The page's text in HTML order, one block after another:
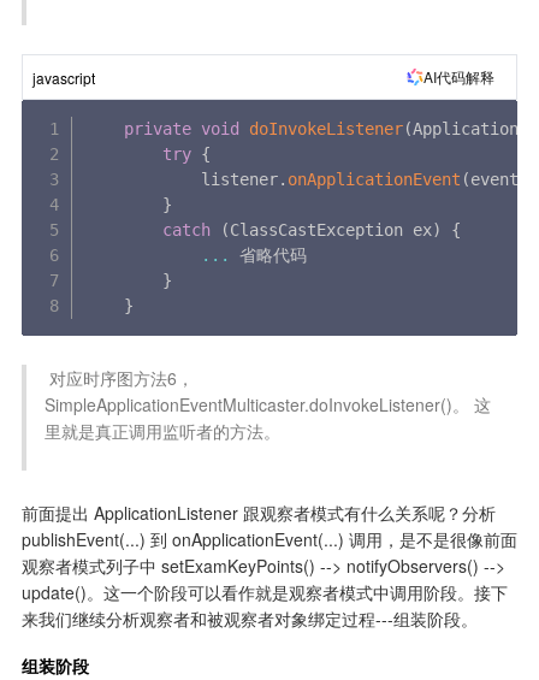
javascript AI代码解释
private void doInvokeListener(
try {
            listener
. onApplicationEvent (event
}
catch
(ClassCastException ex)
{
...
省略代码
}
}
SimpleApplicationEventMulticaster.doInvokeListener()。 这
里就是真正调用监听者的方法。
前面提出 ApplicationListener 跟观察者模式有什么关系呢？分析
publishEvent(...) 到 onApplicationEvent(...) 调用，是不是很像前面
观察者模式列子中 setExamKeyPoints() --> notifyObservers() -->
update()。这一个阶段可以看作就是观察者模式中调用阶段。接下
来我们继续分析观察者和被观察者对象绑定过程---组装阶段。
组装阶段